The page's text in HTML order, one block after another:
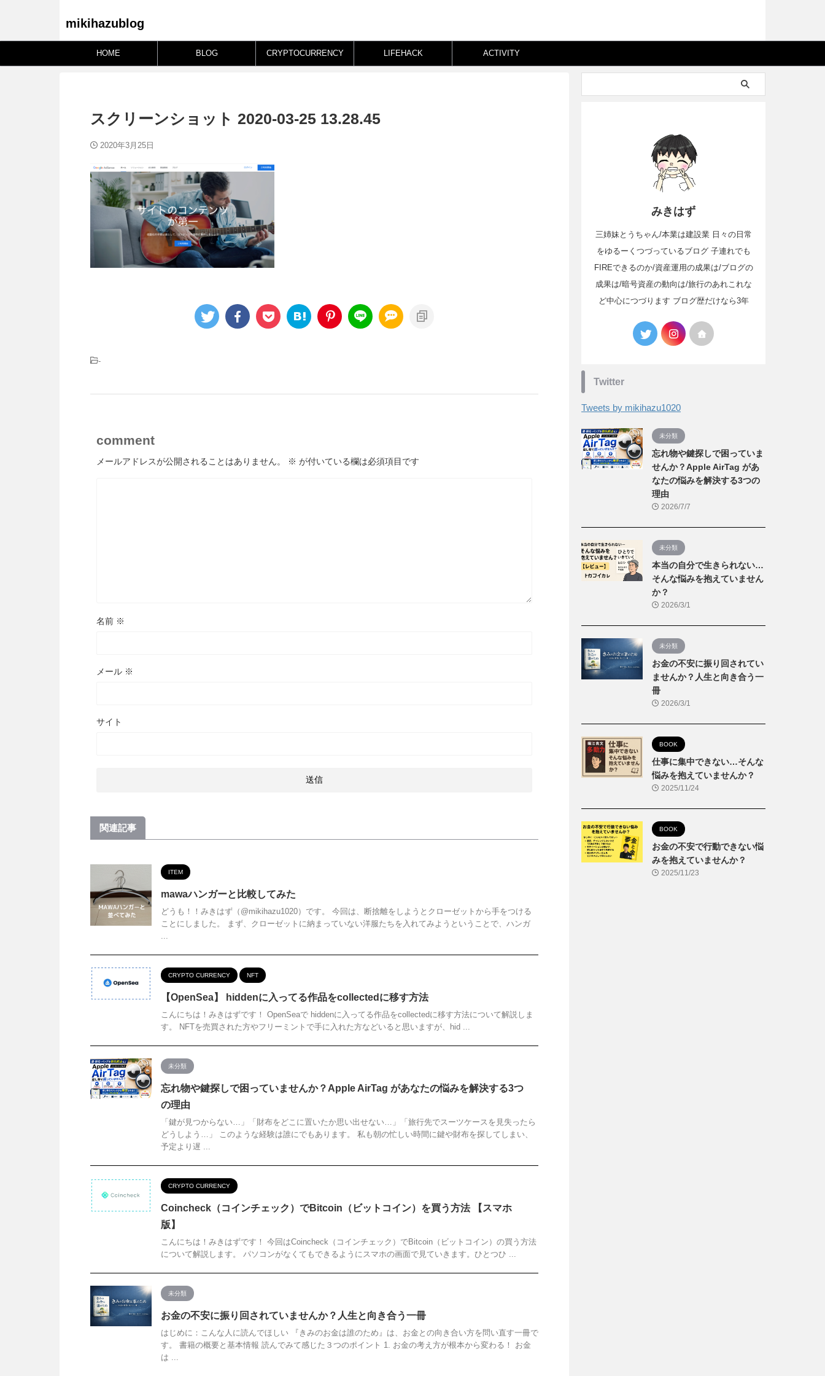
mikihazublog
HOME BLOG CRYPTOCURRENCY LIFEHACK ACTIVITY
スクリーンショット 2020-03-25 13.28.45
2020年3月25日
-
comment
メールアドレスが公開されることはありません。 ※ が付いている欄は必須項目です
名前 ※
メール ※
サイト
関連記事
ITEM
mawaハンガーと比較してみた
どうも！！みきはず（@mikihazu1020）です。 今回は、断捨離をしようとクローゼットから手をつける
ことにしました。 まず、クローゼットに納まっていない洋服たちを入れてみようということで、ハンガ
CRYPTO CURRENCY NFT
【OpenSea】 hiddenに入ってる作品をcollectedに移す方法
こんにちは！みきはずです！ OpenSeaで hiddenに入ってる作品をcollectedに移す方法について解説しま
す。 NFTを売買された方やフリーミントで手に入れた方などいると思いますが、hid ...
未分類
忘れ物や鍵探しで困っていませんか？Apple AirTag があなたの悩みを解決する3つ
の理由
「鍵が見つからない…」「財布をどこに置いたか思い出せない…」「旅行先でスーツケースを見失ったら
どうしよう…」 このような経験は誰にでもあります。 私も朝の忙しい時間に鍵や財布を探してしまい、
予定より遅 ...
CRYPTO CURRENCY
Coincheck（コインチェック）でBitcoin（ビットコイン）を買う方法 【スマホ
版】
こんにちは！みきはずです！ 今回はCoincheck（コインチェック）でBitcoin（ビットコイン）の買う方法
について解説します。 パソコンがなくてもできるようにスマホの画面で見ていきます。ひとつひ ...
未分類
お金の不安に振り回されていませんか？人生と向き合う一冊
はじめに：こんな人に読んでほしい 『きみのお金は誰のため』は、お金との向き合い方を問い直す一冊で
す。 書籍の概要と基本情報 読んでみて感じた３つのポイント 1. お金の考え方が根本から変わる！ お金
は ...
みきはず
三姉妹とうちゃん/本業は建設業 日々の日常
をゆるーくつづっているブログ 子連れでも
FIREできるのか/資産運用の成果は/ブログの
成果は/暗号資産の動向は/旅行のあれこれな
ど中心につづります ブログ歴だけなら3年
Twitter
Tweets by mikihazu1020
未分類
忘れ物や鍵探しで困っていま
せんか？Apple AirTag があ
なたの悩みを解決する3つの
理由
2026/7/7
未分類
本当の自分で生きられない…
そんな悩みを抱えていません
か？
2026/3/1
未分類
お金の不安に振り回されてい
ませんか？人生と向き合う一
冊
2026/3/1
BOOK
仕事に集中できない…そんな
悩みを抱えていませんか？
2025/11/24
BOOK
お金の不安で行動できない悩
みを抱えていませんか？
2025/11/23